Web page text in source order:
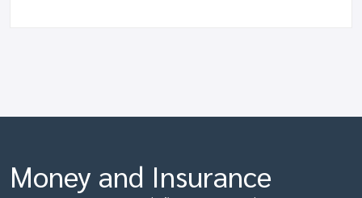
Money and Insurance